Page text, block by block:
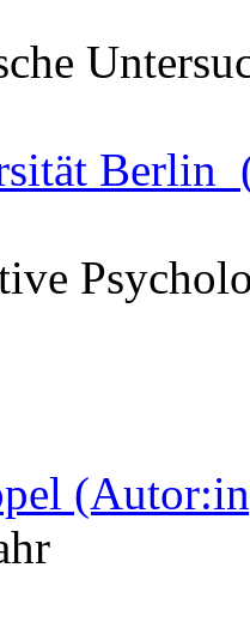
Berlin